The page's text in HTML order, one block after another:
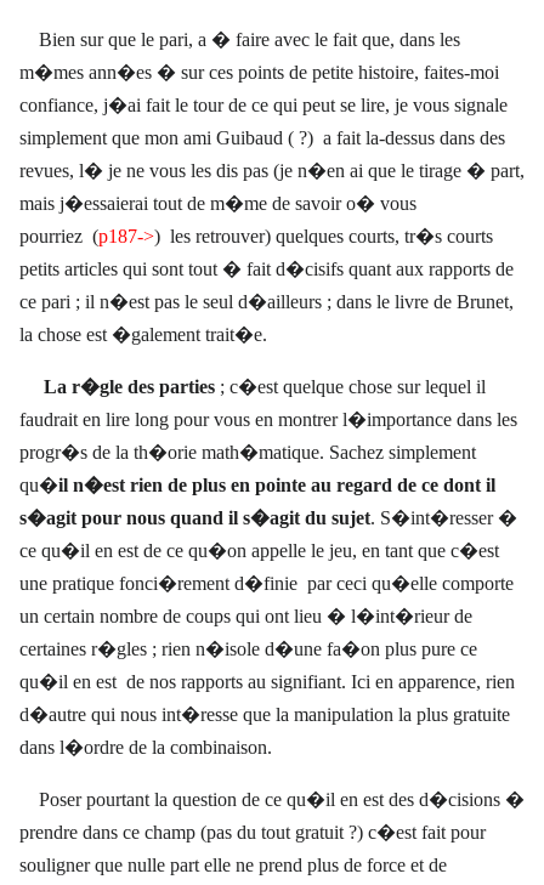
Bien sur que le pari, a � faire avec le fait que, dans les
m�mes ann�es � sur ces points de petite histoire, faites-moi
confiance, j�ai fait le tour de ce qui peut se lire, je vous signale
simplement que mon ami Guibaud ( ?) a fait la-dessus dans des
revues, l� je ne vous les dis pas (je n�en ai que le tirage � part,
mais j�essaierai tout de m�me de savoir o� vous
pourriez (p187->) les retrouver) quelques courts, tr�s courts
petits articles qui sont tout � fait d�cisifs quant aux rapports de
ce pari ; il n�est pas le seul d�ailleurs ; dans le livre de Brunet,
la chose est �galement trait�e.
La r�gle des parties ; c�est quelque chose sur lequel il
faudrait en lire long pour vous en montrer l�importance dans les
progr�s de la th�orie math�matique. Sachez simplement
qu�il n�est rien de plus en pointe au regard de ce dont il
s�agit pour nous quand il s�agit du sujet. S�int�resser �
ce qu�il en est de ce qu�on appelle le jeu, en tant que c�est
une pratique fonci�rement d�finie par ceci qu�elle comporte
un certain nombre de coups qui ont lieu � l�int�rieur de
certaines r�gles ; rien n�isole d�une fa�on plus pure ce
qu�il en est de nos rapports au signifiant. Ici en apparence, rien
d�autre qui nous int�resse que la manipulation la plus gratuite
dans l�ordre de la combinaison.
Poser pourtant la question de ce qu�il en est des d�cisions �
prendre dans ce champ (pas du tout gratuit ?) c�est fait pour
souligner que nulle part elle ne prend plus de force et de